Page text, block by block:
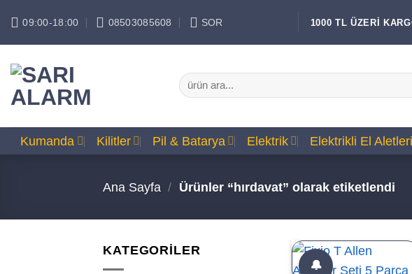
atla 09:00-18:00 08503085608 SOR 1000 TL ÜZERİ
Ara:
Kumanda Kilitler Pil & Batarya Elektrik Elektrikli El Aletleri
Ana Sayfa / Ürünler “hırdavat” olarak etiketlendi
KATEGORİLER
🔔